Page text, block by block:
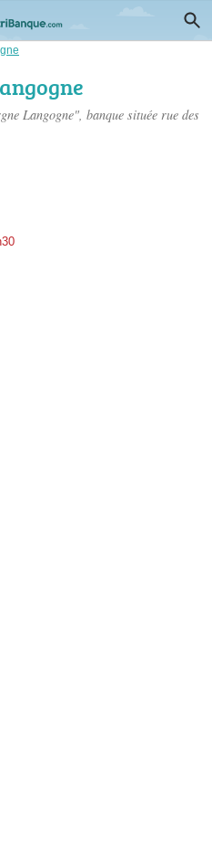
Langogne", banque située rue des